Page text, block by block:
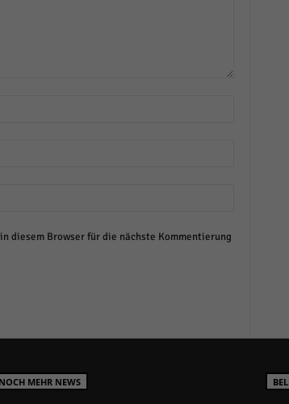
diesem Browser für die nächste Kommentierung
NOCH MEHR NEWS